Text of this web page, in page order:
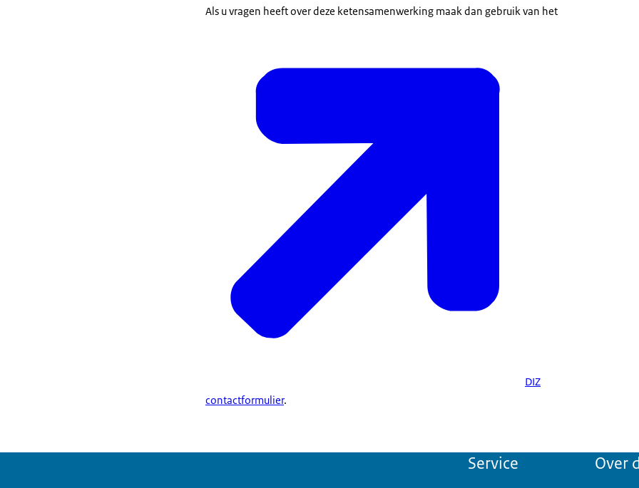
Als u vragen heeft over deze ketensamenwerking maak dan gebruik van het
DIZ
contactformulier.
Service Over